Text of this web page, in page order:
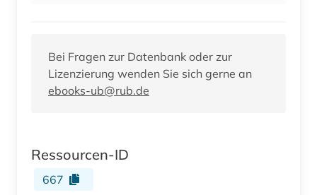
Bei Fragen zur Datenbank oder zur
Lizenzierung wenden Sie sich gerne an
ebooks-ub@rub.de
Ressourcen-ID
667